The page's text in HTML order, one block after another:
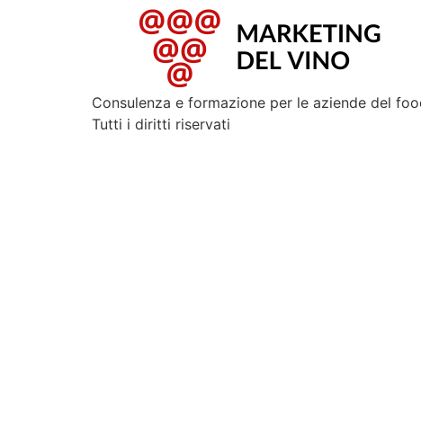
Consulenza e formazione per le aziende del
Tutti i diritti riservati